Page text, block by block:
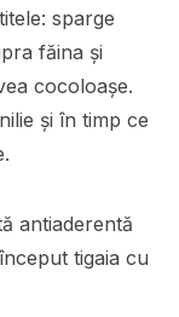
sparge
făina și
cocoloașe.
și în timp ce
antiaderentă
tigaia cu